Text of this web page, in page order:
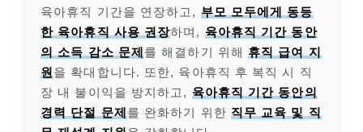
육아휴직 기간을 연장하고, 부모 모두에게 동등
한 육아휴직 사용 권장하며, 육아휴직 기간 동안
의 소득 감소 문제 를 해결하기 위해 휴직 급여 지
원 을 확대합니다. 또한, 육아휴직 후 복직 시 직
장 내 불이익을 방지하고, 육아휴직 기간 동안의
경력 단절 문제 를 완화하기 위한 직무 교육 및 직